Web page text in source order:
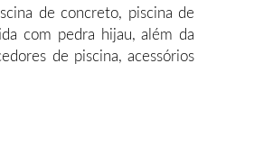
de concreto, piscina de
com pedra hijau, além da
de piscina, acessórios